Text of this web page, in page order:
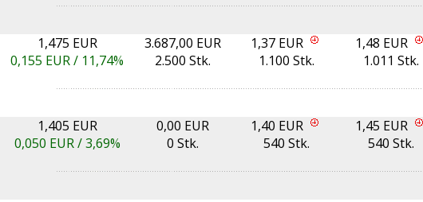
1,475 EUR
0,155 EUR / 11,74%
3.687,00 EUR
2.500 Stk.
1,37 EUR
1.100 Stk.
1,48 EUR
1.011 Stk.
1,405 EUR
0,050 EUR /3,69%
0,00 EUR
0 Stk.
1,40 EUR
540 Stk.
1,45 EUR
540 Stk.